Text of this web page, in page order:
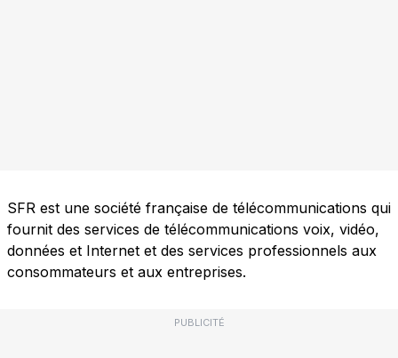
SFR est une société française de télécommunications qui
fournit des services de télécommunications voix, vidéo,
données et Internet et des services professionnels aux
consommateurs et aux entreprises.
PUBLICITÉ